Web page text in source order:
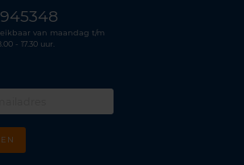
van maandag t/m
- 17.30 uur.